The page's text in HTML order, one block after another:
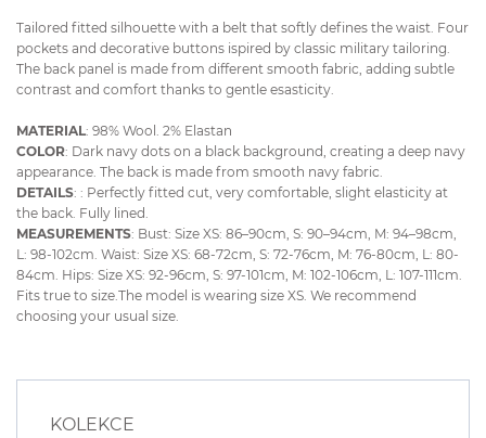
Tailored fitted silhouette with a belt that softly defines the waist. Four
pockets and decorative buttons ispired by classic military tailoring.
The back panel is made from different smooth fabric, adding subtle
contrast and comfort thanks to gentle esasticity.
MATERIAL: 98% Wool. 2% Elastan
COLOR: Dark navy dots on a black background, creating a deep navy
appearance. The back is made from smooth navy fabric.
DETAILS: : Perfectly fitted cut, very comfortable, slight elasticity at
the back. Fully lined.
MEASUREMENTS: Bust: Size XS: 86–90cm, S: 90–94cm, M: 94–98cm,
L: 98-102cm. Waist: Size XS: 68-72cm, S: 72-76cm, M: 76-80cm, L: 80-
84cm. Hips: Size XS: 92-96cm, S: 97-101cm, M: 102-106cm, L: 107-111cm.
Fits true to size.The model is wearing size XS. We recommend
choosing your usual size.
KOLEKCE